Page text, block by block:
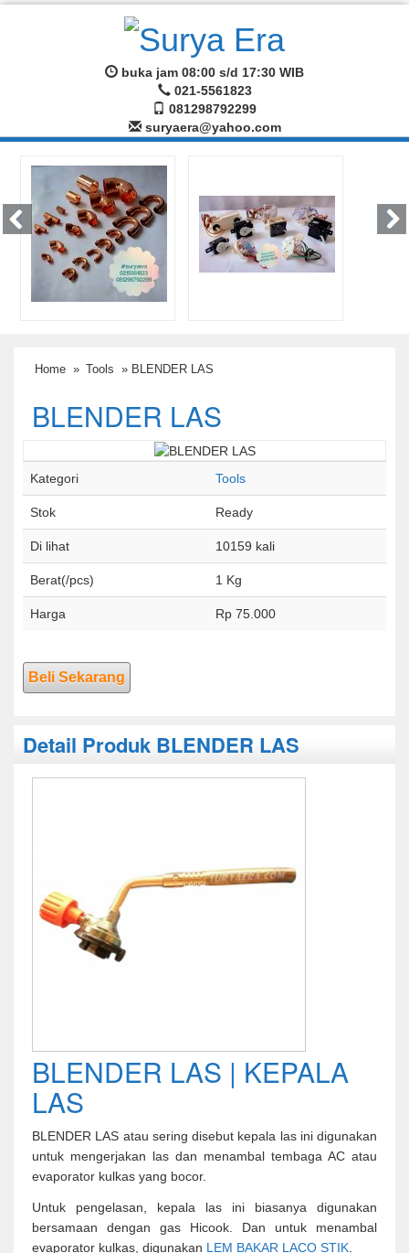
buka jam 08:00 s/d 17:30 WIB
021-5561823
081298792299
suryaera@yahoo.com
Home » Tools » BLENDER LAS
BLENDER LAS
Kategori Tools
Stok Ready
Di lihat 10159 kali
Berat(/pcs) 1 Kg
Harga Rp 75.000
Beli Sekarang
Detail Produk BLENDER LAS
BLENDER LAS | KEPALA
LAS
BLENDER LAS atau sering disebut kepala las ini digunakan
untuk mengerjakan las dan menambal tembaga AC atau
evaporator kulkas yang bocor.
Untuk pengelasan, kepala las ini biasanya digunakan
bersamaan dengan gas Hicook. Dan untuk menambal
evaporator kulkas, digunakan LEM BAKAR LACO STIK.